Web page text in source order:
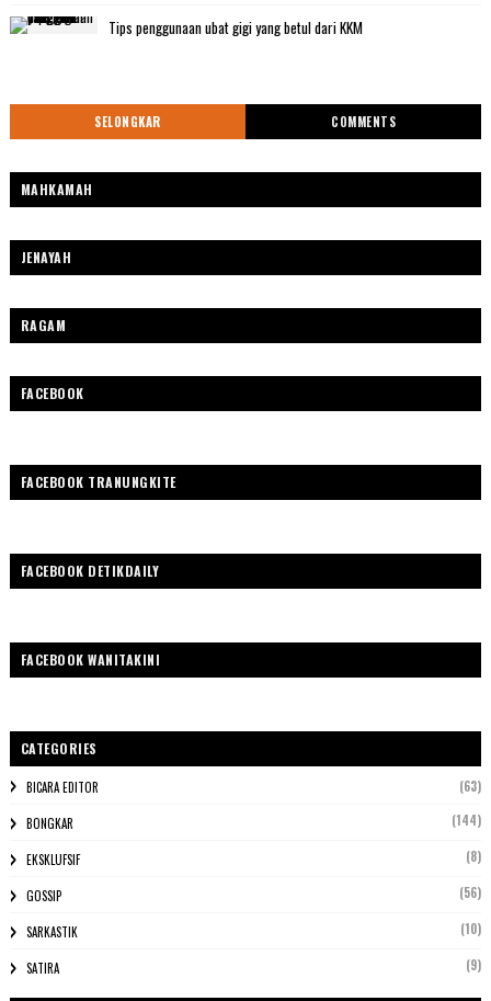
Tips penggunaan ubat gigi yang betul dari KKM
SELONGKAR COMMENTS
MAHKAMAH
JENAYAH
RAGAM
FACEBOOK
FACEBOOK TRANUNGKITE
FACEBOOK DETIKDAILY
FACEBOOK WANITAKINI
CATEGORIES
BICARA EDITOR (63)
BONGKAR (144)
EKSKLUFSIF (8)
GOSSIP (56)
SARKASTIK (10)
SATIRA (9)